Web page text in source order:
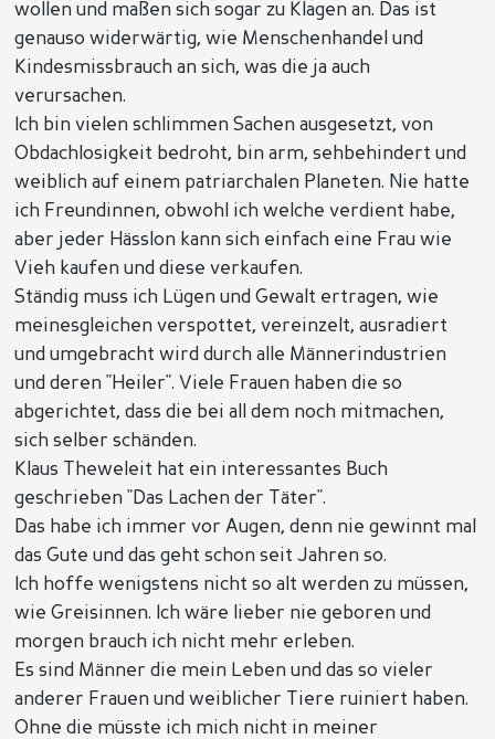
wollen und maßen sich sogar zu Klagen an. Das ist
genauso widerwärtig, wie Menschenhandel und
Kindesmissbrauch an sich, was die ja auch
verursachen.
Ich bin vielen schlimmen Sachen ausgesetzt, von
Obdachlosigkeit bedroht, bin arm, sehbehindert und
weiblich auf einem patriarchalen Planeten. Nie hatte
ich Freundinnen, obwohl ich welche verdient habe,
aber jeder Hässlon kann sich einfach eine Frau wie
Vieh kaufen und diese verkaufen.
Ständig muss ich Lügen und Gewalt ertragen, wie
meinesgleichen verspottet, vereinzelt, ausradiert
und umgebracht wird durch alle Männerindustrien
und deren "Heiler". Viele Frauen haben die so
abgerichtet, dass die bei all dem noch mitmachen,
sich selber schänden.
Klaus Theweleit hat ein interessantes Buch
geschrieben "Das Lachen der Täter".
Das habe ich immer vor Augen, denn nie gewinnt mal
das Gute und das geht schon seit Jahren so.
Ich hoffe wenigstens nicht so alt werden zu müssen,
wie Greisinnen. Ich wäre lieber nie geboren und
morgen brauch ich nicht mehr erleben.
Es sind Männer die mein Leben und das so vieler
anderer Frauen und weiblicher Tiere ruiniert haben.
Ohne die müsste ich mich nicht in meiner